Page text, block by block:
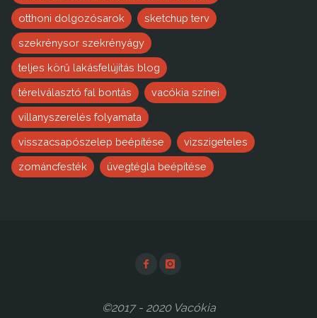
otthoni dolgozósarok sketchup terv
szekrénysor szekrényágy
teljes körű lakásfelújítás blog
térelválasztó fal bontás vacókia színei
villanyszerelés folyamata
visszacsapószelep beépítése vizszigeteles
zománcfesték üvegtégla beépítése
©2017 - 2020 Vacókia